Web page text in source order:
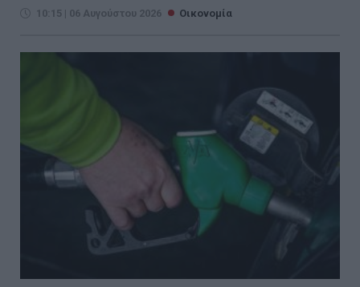
10:15 | 06 Αυγούστου 2026 Οικονομία